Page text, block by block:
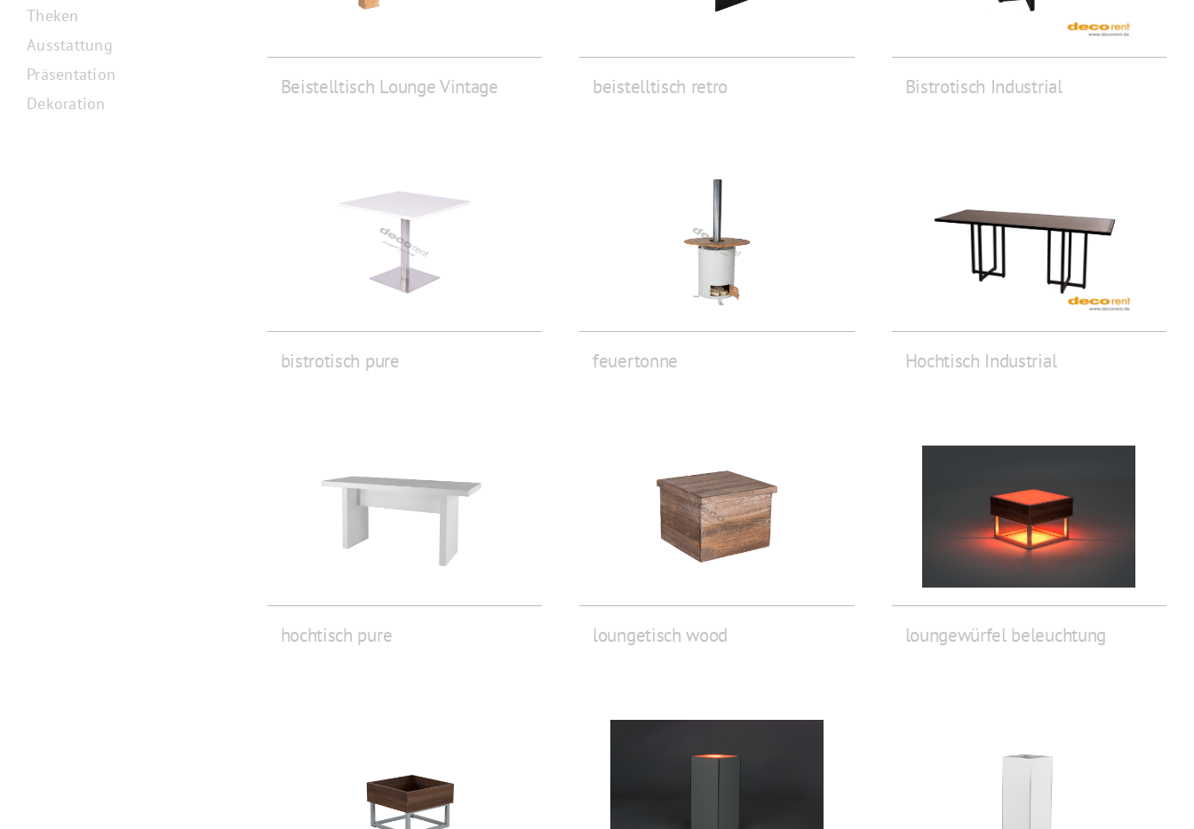
Beistelltisch Lounge Vintage beistelltisch retro Bistrotisch Industrial
bistrotisch pure feuertonne Hochtisch Industrial
hochtisch pure loungetisch wood loungewürfel beleuchtung
Theken
Ausstattung
Präsentation
Dekoration